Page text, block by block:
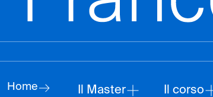
Home Il Master Il corso